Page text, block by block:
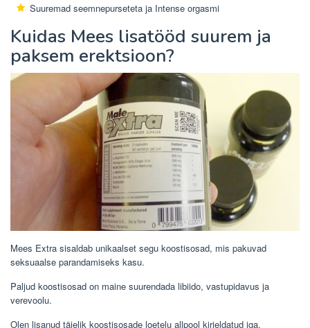
Suuremad seemnepurseteta ja Intense orgasmi
Kuidas Mees lisatööd suurem ja
paksem erektsioon?
Mees Extra sisaldab unikaalset segu koostisosad, mis pakuvad
seksuaalse parandamiseks kasu.
Paljud koostisosad on maine suurendada libiido, vastupidavus ja
verevoolu.
Olen lisanud täielik koostisosade loetelu allpool kirjeldatud iga.